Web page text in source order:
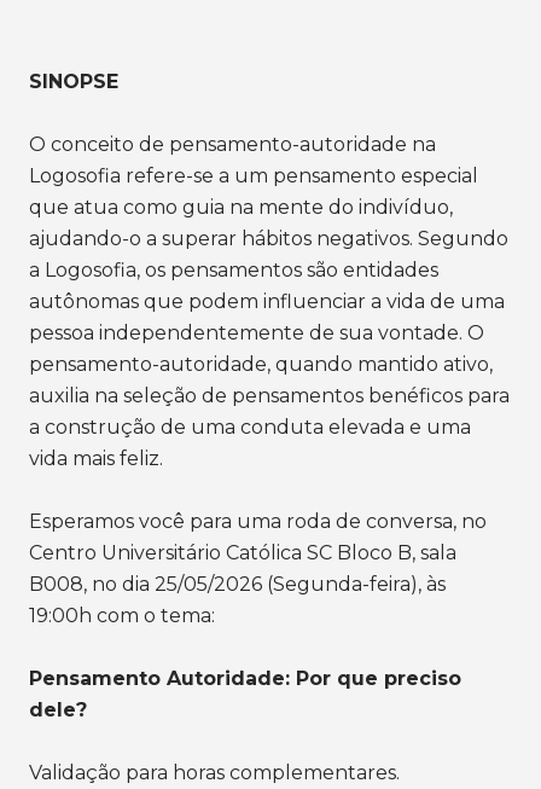
SINOPSE
O conceito de pensamento-autoridade na
Logosofia refere-se a um pensamento especial
que atua como guia na mente do indivíduo,
ajudando-o a superar hábitos negativos. Segundo
a Logosofia, os pensamentos são entidades
autônomas que podem influenciar a vida de uma
pessoa independentemente de sua vontade. O
pensamento-autoridade, quando mantido ativo,
auxilia na seleção de pensamentos benéficos para
a construção de uma conduta elevada e uma
vida mais feliz.
Esperamos você para uma roda de conversa, no
Centro Universitário Católica SC Bloco B, sala
B008, no dia 25/05/2026 (Segunda-feira), às
19:00h com o tema:
Pensamento Autoridade: Por que preciso
dele?
Validação para horas complementares.